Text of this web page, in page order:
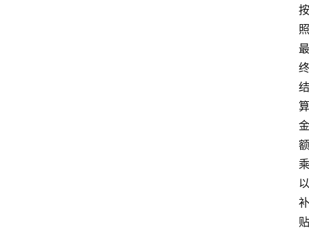
按
照
最
终
结
算
金
额
乘
以
补
贴